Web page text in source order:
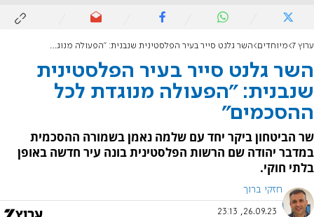
ערוץ 7 מיוחדים השר גלנט סייר בעיר הפלסטינית שנבנית: "הפעולה מנוגדת לכל ההסכמים"
השר גלנט סייר בעיר הפלסטינית
שנבנית: "הפעולה מנוגדת לכל
ההסכמים"
שר הביטחון ביקר יחד עם שלמה נאמן בשמורה ההסכמית
במדבר יהודה שם הרשות הפלסטינית בונה עיר חדשה באופן
בלתי חוקי.
חזקי ברוך
26.09.23, 23:13